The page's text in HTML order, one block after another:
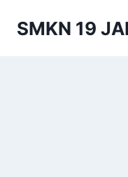
SMKN 19